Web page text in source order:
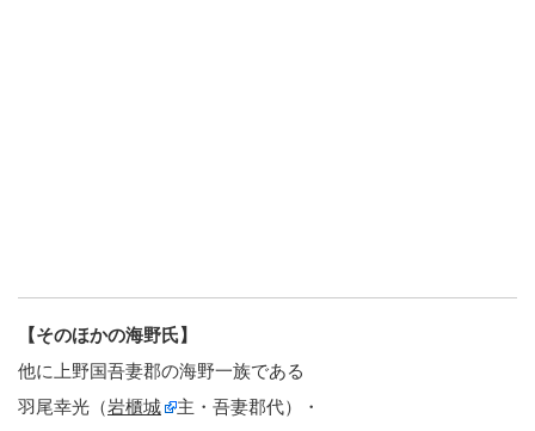
【そのほかの海野氏】
他に上野国吾妻郡の海野一族である
羽尾幸光（岩櫃城
主・吾妻郡代）・